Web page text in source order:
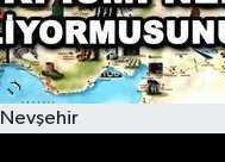
Nevşehir